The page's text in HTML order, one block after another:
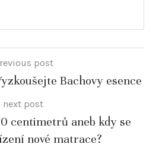
post
Bachovy esence
next post
centimetrů aneb kdy se
nové matrace?